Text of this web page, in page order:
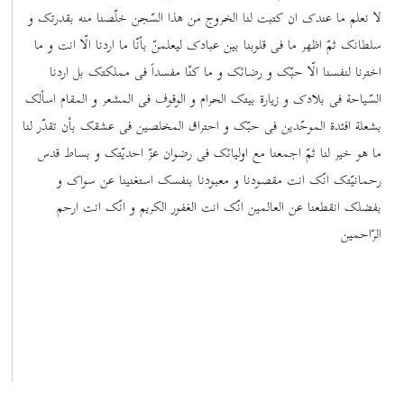
لا نعلم ما عندک ان کتبت لنا الخروج من هذا السّجن خلّصنا منه بقدرتک و
سلطانک ثمّ اظهر ما فی قلوبنا بین عبادک لیعلمنّ بأنّا ما اردنا الّا انت و ما
اخترنا لنفسنا الّا حبّک و رضائک و ما کنّا مفسداً فی مملکتک بل اردنا
السّیاحة فی بلادک و زیارة بیتک الحرام و الوقوف فی المشعر و المقام اسألک
بشعلة افئدة الموحّدین فی حبّک و احتراق المخلصین فی عشقک بأن تقدّر لنا
ما هو خیر لنا ثمّ اجمعنا مع اولیائک فی رضوان عزّ احدیّتک و بساط قدس
رحمانیّتک انّک انت مقصودنا و معبودنا بنفسک استغنینا عن سواک و
بفضلک انقطعنا عن العالمین انّک انت الغفور الکریم و انّک انت ارحم
الرّاحمین